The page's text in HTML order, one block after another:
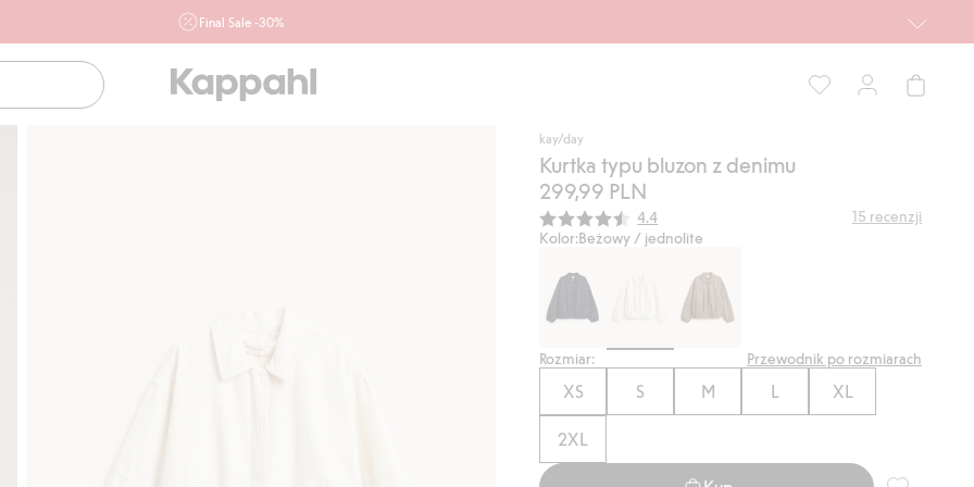
Final Sale -30%
ofertę, również z działu outlet do 10.8 w sklepach Kappahl i
Newbie oraz na kappahl.com. Ofert nie łączymy
kay/day
Kurtka typu bluzon z denimu
299,99 PLN
Średnia ocena:
4.4 15 recenzji
Kolor:Beżowy / jednolite
Rozmiar: Przewodnik po rozmiarach
XS S M L XL
2XL